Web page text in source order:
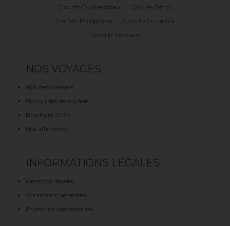
Circuits Ouzbekistan
Circuits Pérou
Circuits Philippines
Circuits Sri Lanka
Circuits Vietnam
NOS VOYAGES
Nos destinations
Nos guides de voyage
Brochure 2026
Nos affichettes
INFORMATIONS LÉGALES
Mentions légales
Conditions générales
Protection des données